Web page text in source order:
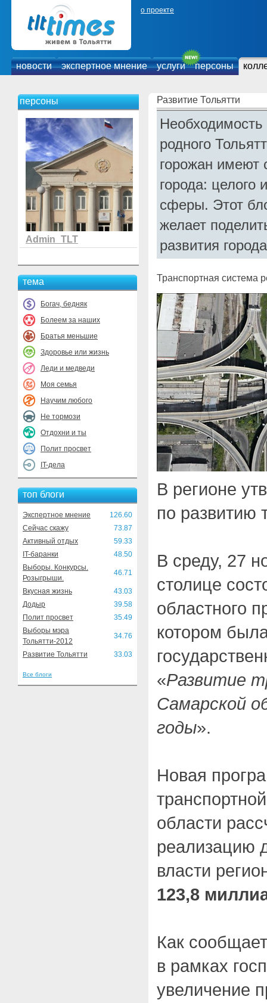
о проекте
новости экспертное мнение услуги персоны
персоны
Admin_TLT
тема
Богач, бедняк
Болеем за наших
Братья меньшие
Здоровье или жизнь
Леди и медведи
Моя семья
Научим любого
Не тормози
Отдохни и ты
Полит просвет
IT-дела
топ блоги
Экспертное мнение
126.60
Сейчас скажу
73.87
Активный отдых
59.33
IT-баранки
48.50
Выборы. Конкурсы.
Розыгрыши.
46.71
Вкусная жизнь
43.03
Додыр
39.58
Полит просвет
35.49
Выборы мэра
Тольятти-2012
34.76
Развитие Тольятти 33.03
Все блоги
Развитие Тольятти
Необходимость
родного
горожан имеют
города: целого
сферы. Этот
желает
развития
Транспортная система
В регионе
по развитию
В среду, 27
столице
областного
котором
«Развитие
Самарской
годы».
Новая
области
реализацию
власти
123,8
Как
в рамках
увеличение